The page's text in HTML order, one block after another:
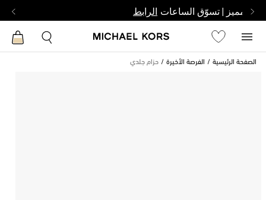
مميز | تسوّق الساعات الرابط
الصفحة الرئيسية الفرصة الأخيرة حزام جلدي